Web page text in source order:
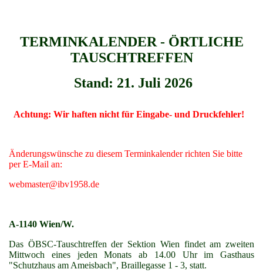
TERMINKALENDER - ÖRTLICHE
TAUSCHTREFFEN
Stand: 21. Juli 2026
Achtung: Wir haften nicht für Eingabe- und Druckfehler!
Änderungswünsche zu diesem Terminkalender richten Sie bitte
per E-Mail an:
webmaster@ibv1958.de
A-1140 Wien/W.
Das ÖBSC-Tauschtreffen der Sektion Wien findet am zweiten
Mittwoch eines jeden Monats ab 14.00 Uhr im Gasthaus
"Schutzhaus am Ameisbach", Braillegasse 1 - 3, statt.